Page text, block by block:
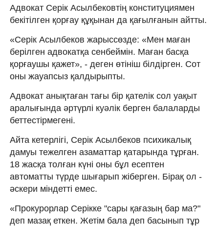
Адвокат Серік Асылбековтің конституциямен
бекітілген қорғау құқынан да қағылғанын айтты.
«Серік Асылбеков жарыссөзде: «Мен маған
берілген адвокатқа сенбеймін. Маған басқа
қорғаушы қажет», - деген өтініш білдірген. Сот
оны жауапсыз қалдырыпты.
Адвокат анықтаған тағы бір қателік сол уақыт
аралығында әртүрлі куәлік берген балаларды
беттестірмегені.
Айта кетерлігі, Серік Асылбеков психикалық
дамуы тежелген азаматтар қатарында тұрған.
18 жасқа толған күні оны бұл есептен
автоматты түрде шығарып жіберген. Бірақ ол -
әскери міндетті емес.
«Прокурорлар Серікке "сары қағазың бар ма?"
деп мазақ еткен. Жетім бала деп басынып тұр